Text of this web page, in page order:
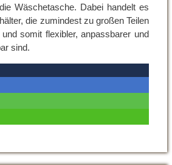
Wäschetasche. Dabei handelt es
die zumindest zu großen Teilen
somit flexibler, anpassbarer und
sind.